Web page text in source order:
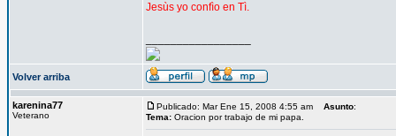
Jesùs yo confìo en Tì.
Volver arriba
karenina77
Veterano
Publicado: Mar Ene 15, 2008 4:55 am Asunto:
Tema: Oracion por trabajo de mi papa.